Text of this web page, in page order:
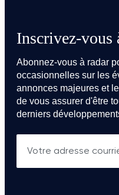
Inscrivez-vous
Abonnez-vous à radar
occasionnelles sur les
annonces majeures et
de vous assurer d'être
derniers